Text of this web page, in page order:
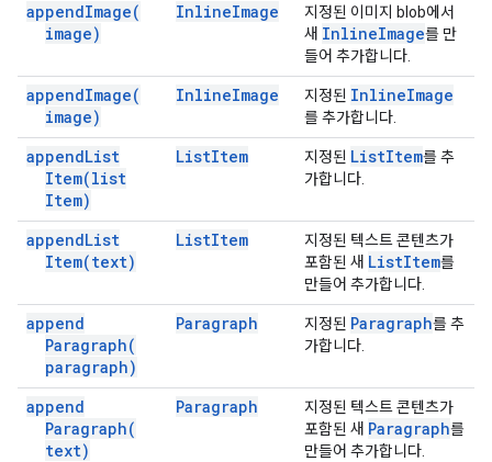
appendImage(
image)
InlineImage
지정된 이미지 blob에서
새 InlineImage를 만
들어 추가합니다.
appendImage(
image)
InlineImage 지정된 InlineImage
를 추가합니다.
appendList
Item(list
Item)
ListItem 지정된 ListItem를 추
가합니다.
appendList
Item(text)
ListItem
지정된 텍스트 콘텐츠가
포함된 새 ListItem를
만들어 추가합니다.
append
Paragraph(
paragraph)
Paragraph 지정된 Paragraph를 추
가합니다.
append
Paragraph(
text)
Paragraph
지정된 텍스트 콘텐츠가
포함된 새 Paragraph를
만들어 추가합니다.